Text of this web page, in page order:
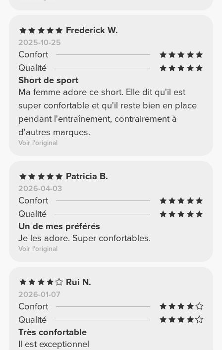
Frederick W.
2025-10-25
Confort
Qualité
Short de sport
Ma femme adore ce short. Elle dit qu'il est
super confortable et qu'il reste bien en place
pendant l'entraînement, contrairement à
d'autres marques.
Voir l'original
Patricia B.
2026-04-03
Confort
Qualité
Un de mes préférés
Je les adore. Super confortables.
Voir l'original
Rui N.
2026-01-07
Confort
Qualité
Très confortable
Il est exceptionnel